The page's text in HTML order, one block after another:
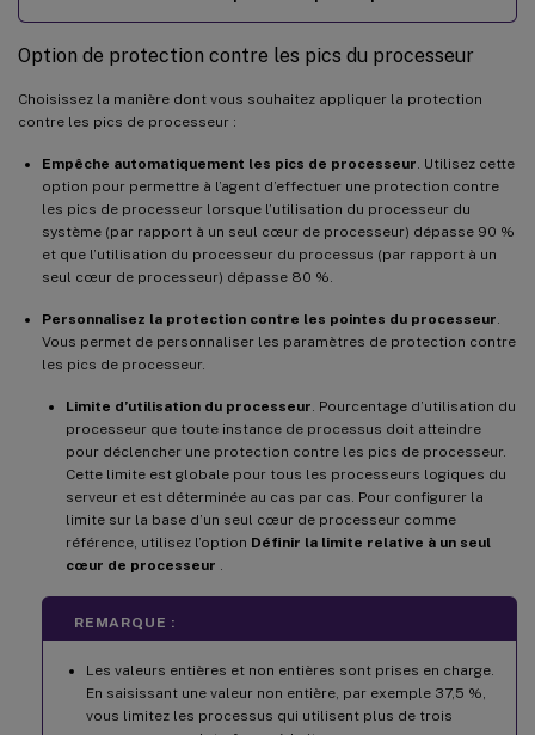
Option de protection contre les pics du processeur
Choisissez la manière dont vous souhaitez appliquer la protection
contre les pics de processeur :
Empêche automatiquement les pics de processeur . Utilisez cette
option pour permettre à l’agent d’effectuer une protection contre
les pics de processeur lorsque l’utilisation du processeur du
système (par rapport à un seul cœur de processeur) dépasse 90 %
et que l’utilisation du processeur du processus (par rapport à un
seul cœur de processeur) dépasse 80 %.
Personnalisez la protection contre les pointes du processeur
Vous permet de personnaliser les paramètres de protection contre
les pics de processeur.
Limite d’utilisation du processeur . Pourcentage d’utilisation du
processeur que toute instance de processus doit atteindre
pour déclencher une protection contre les pics de processeur.
Cette limite est globale pour tous les processeurs logiques du
serveur et est déterminée au cas par cas. Pour configurer la
limite sur la base d’un seul cœur de processeur comme
référence, utilisez l’option Définir la limite relative à un seul
cœur de processeur
REMARQUE :
Les valeurs entières et non entières sont prises en charge.
En saisissant une valeur non entière, par exemple 37,5 %,
vous limitez les processus qui utilisent plus de trois